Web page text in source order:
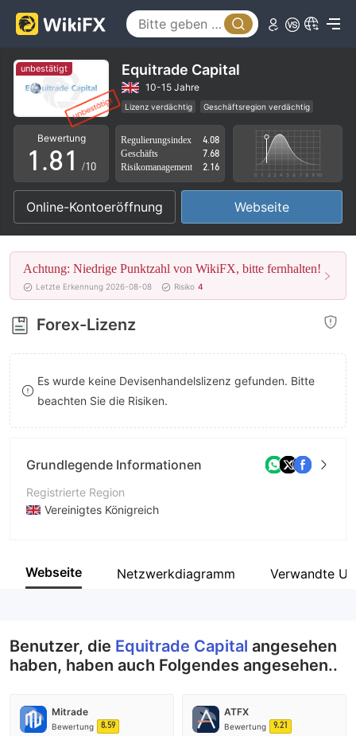
unbestätigt Equitrade Capital
10-15 Jahre
Lizenz verdächtig
Geschäftsregion verdächtig
Hohes potenzielles Risiko
Bewertung
0
1
2
3
4
5
6
7
8
9
.
4
5
6
7
8
9
0
1
2
3
4
5
6
7
8
9
/10
Regulierungsindex
4.08
Geschäfts
7.68
Risikomanagement
2.16
Online-Kontoeröffnung Webseite
Achtung: Niedrige Punktzahl von WikiFX, bitte fernhalten!
Letzte Erkennung 2026-08-08 Risiko 4
Forex-Lizenz
Es wurde keine Devisenhandelslizenz gefunden. Bitte
beachten Sie die Risiken.
Grundlegende Informationen
Registrierte Region
Vereinigtes Königreich
Unternehmen
Webseite Netzwerkdiagramm Verwandte
Benutzer, die Equitrade Capital angesehen
haben, haben auch Folgendes angesehen..
Mitrade
Bewertung 8.59
ATFX
Bewertung 9.21